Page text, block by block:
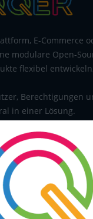
E-Commerce
modulare Open-
flexibel
Berechtigungen
in einer Lösung.